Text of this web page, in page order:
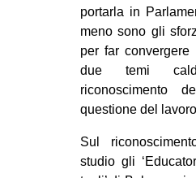
portarla in
meno sono gli
per far
due temi
riconoscimento
questione del
Sul
studio gli